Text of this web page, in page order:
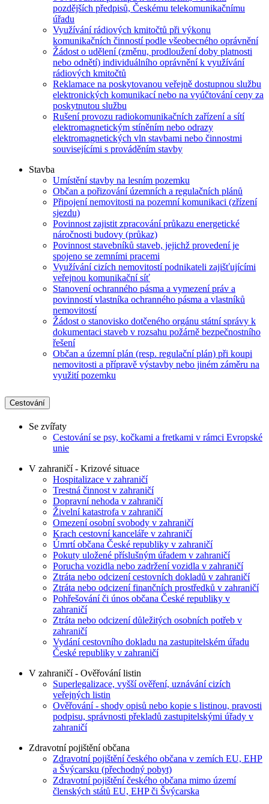
pozdějších předpisů, Českému telekomunikačnímu
úřadu
Využívání rádiových kmitočtů při výkonu
komunikačních činností podle všeobecného oprávnění
Žádost o udělení (změnu, prodloužení doby platnosti
nebo odnětí) individuálního oprávnění k využívání
rádiových kmitočtů
Reklamace na poskytovanou veřejně dostupnou službu
elektronických komunikací nebo na vyúčtování ceny za
poskytnutou službu
Rušení provozu radiokomunikačních zařízení a sítí
elektromagnetickým stíněním nebo odrazy
elektromagnetických vln stavbami nebo činnostmi
souvisejícími s prováděním stavby
Stavba
Umístění stavby na lesním pozemku
Občan a pořizování územních a regulačních plánů
Připojení nemovitosti na pozemní komunikaci (zřízení
sjezdu)
Povinnost zajistit zpracování průkazu energetické
náročnosti budovy (průkaz)
Povinnost stavebníků staveb, jejichž provedení je
spojeno se zemními pracemi
Využívání cizích nemovitostí podnikateli zajišťujícími
veřejnou komunikační síť
Stanovení ochranného pásma a vymezení práv a
povinností vlastníka ochranného pásma a vlastníků
nemovitostí
Žádost o stanovisko dotčeného orgánu státní správy k
dokumentaci staveb v rozsahu požárně bezpečnostního
řešení
Občan a územní plán (resp. regulační plán) při koupi
nemovitosti a přípravě výstavby nebo jiném záměru na
využití pozemku
Cestování
Se zvířaty
Cestování se psy, kočkami a fretkami v rámci Evropské
unie
V zahraničí - Krizové situace
Hospitalizace v zahraničí
Trestná činnost v zahraničí
Dopravní nehoda v zahraničí
Živelní katastrofa v zahraničí
Omezení osobní svobody v zahraničí
Krach cestovní kanceláře v zahraničí
Úmrtí občana České republiky v zahraničí
Pokuty uložené příslušným úřadem v zahraničí
Porucha vozidla nebo zadržení vozidla v zahraničí
Ztráta nebo odcizení cestovních dokladů v zahraničí
Ztráta nebo odcizení finančních prostředků v zahraničí
Pohřešování či únos občana České republiky v
zahraničí
Ztráta nebo odcizení důležitých osobních potřeb v
zahraničí
Vydání cestovního dokladu na zastupitelském úřadu
České republiky v zahraničí
V zahraničí - Ověřování listin
Superlegalizace, vyšší ověření, uznávání cizích
veřejných listin
Ověřování - shody opisů nebo kopie s listinou, pravosti
podpisu, správnosti překladů zastupitelskými úřady v
zahraničí
Zdravotní pojištění občana
Zdravotní pojištění českého občana v zemích EU, EHP
a Švýcarsku (přechodný pobyt)
Zdravotní pojištění českého občana mimo území
členských států EU, EHP či Švýcarska